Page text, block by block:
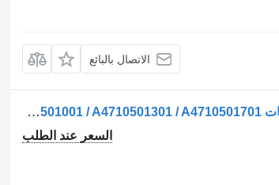
الاتصال بالبائع
عمود الكامات Ax cu came (arbore cu came) لـ الشاحنات Mercedes-Benz A4710501001 / A4710501301 / A4710501701
السعر عند الطلب